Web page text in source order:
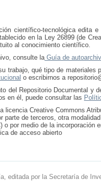
científico-tecnológica edita
en la Ley 26899 (de
al conocimiento científico.
consulte laGuía de
trabajo, qué tipo de
o escribirnos a
del Repositorio Documental y
en él, puede consultar las
Creative Commons
de terceros, otra
por medio de la incorporación
de acceso abierto
editada por la Secretaría de